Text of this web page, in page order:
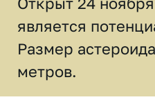
является
Размер
метров.